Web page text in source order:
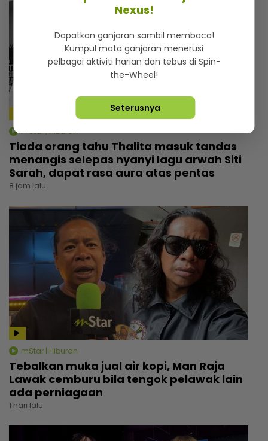
mStar | Hiburan
Tiada orang tahu Thalita masuk tandas
menangis selepas nyanyi lagu arwah Siti
Sarah, dapat rasa aura atas pentas
8 jam lalu
mStar | Hiburan
Tebalkan muka jual air kopi, Man Raja
Lawak cemburu bila tengok pelawak lain
ada perniagaan
1 hari lalu
Nexus!
Dapatkan ganjaran sambil membaca!
Kumpul mata ganjaran menerusi
pelbagai aktiviti harian dan tebus di Spin-
the-Wheel!
Seterusnya